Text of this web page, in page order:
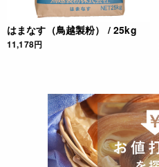
はまなす（鳥越製粉） / 25kg
11,178円